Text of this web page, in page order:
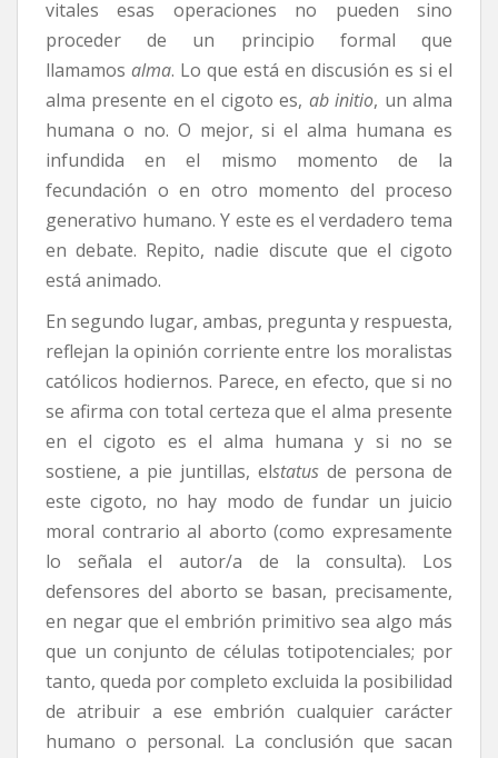
vitales esas operaciones no pueden sino
proceder de un principio formal que
llamamos alma. Lo que está en discusión es si el
alma presente en el cigoto es, ab initio, un alma
humana o no. O mejor, si el alma humana es
infundida en el mismo momento de la
fecundación o en otro momento del proceso
generativo humano. Y este es el verdadero tema
en debate. Repito, nadie discute que el cigoto
está animado.
En segundo lugar, ambas, pregunta y respuesta,
reflejan la opinión corriente entre los moralistas
católicos hodiernos. Parece, en efecto, que si no
se afirma con total certeza que el alma presente
en el cigoto es el alma humana y si no se
sostiene, a pie juntillas, elstatus de persona de
este cigoto, no hay modo de fundar un juicio
moral contrario al aborto (como expresamente
lo señala el autor/a de la consulta). Los
defensores del aborto se basan, precisamente,
en negar que el embrión primitivo sea algo más
que un conjunto de células totipotenciales; por
tanto, queda por completo excluida la posibilidad
de atribuir a ese embrión cualquier carácter
humano o personal. La conclusión que sacan